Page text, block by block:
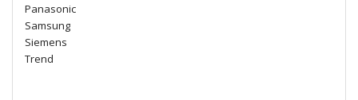
Panasonic
Samsung
Siemens
Trend